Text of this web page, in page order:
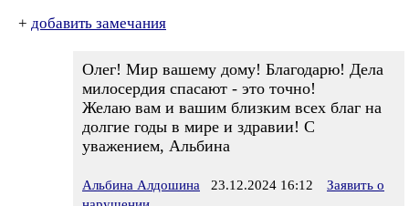
+ добавить замечания
Олег! Мир вашему дому! Благодарю! Дела
милосердия спасают - это точно!
Желаю вам и вашим близким всех благ на
долгие годы в мире и здравии! С
уважением, Альбина
Альбина Алдошина 23.12.2024 16:12
Заявить о